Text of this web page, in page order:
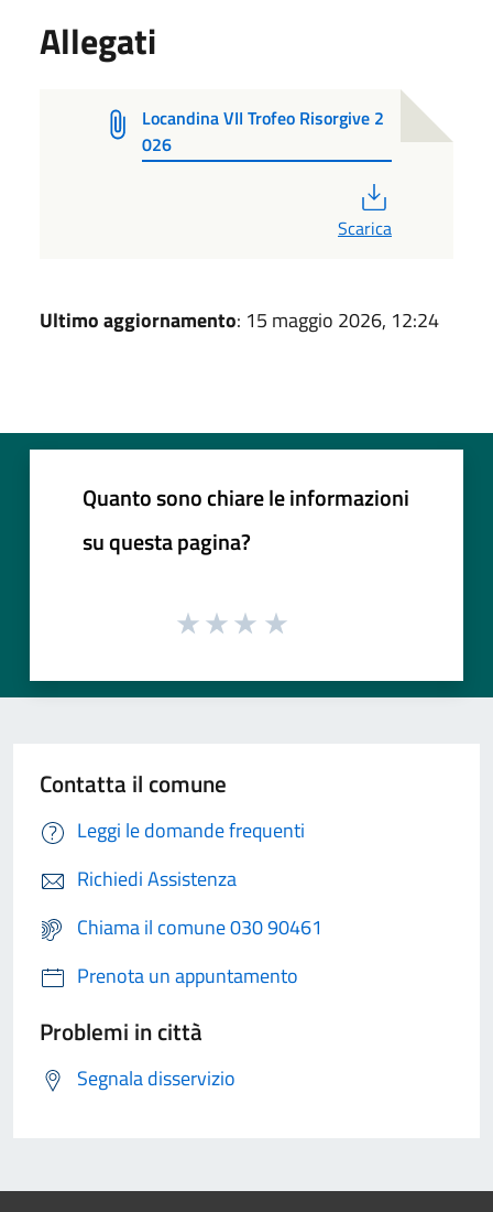
Allegati
Locandina VII Trofeo Risorgive 2
026
Scarica
Ultimo aggiornamento: 15 maggio 2026, 12:24
Quanto sono chiare le informazioni
su questa pagina?
Contatta il comune
Leggi le domande frequenti
Richiedi Assistenza
Chiama il comune 030 90461
Prenota un appuntamento
Problemi in città
Segnala disservizio